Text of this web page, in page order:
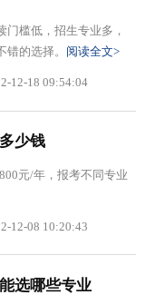
槛低，招生专业多，
的选择。 阅读全文>
12-18 09:54:04
少钱
元/年，报考不同专业
12-08 10:20:43
选哪些专业